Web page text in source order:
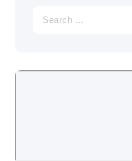
for: